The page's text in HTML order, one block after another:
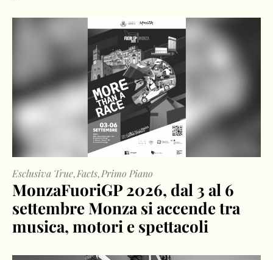
MonzaFuoriGP 2026, dal 3 al 6
settembre Monza si accende tra
musica, motori e spettacoli
Esclusiva True,Facts,Primo Piano